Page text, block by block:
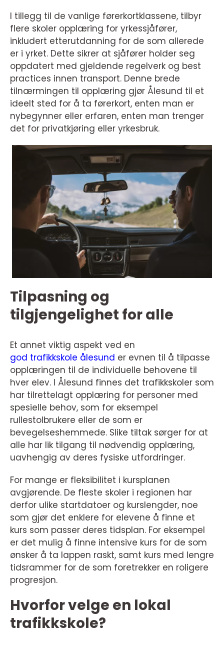
I tillegg til de vanlige førerkortklassene, tilbyr
flere skoler opplæring for yrkessjåfører,
inkludert etterutdanning for de som allerede
er i yrket. Dette sikrer at sjåfører holder seg
oppdatert med gjeldende regelverk og best
practices innen transport. Denne brede
tilnærmingen til opplæring gjør Ålesund til et
ideelt sted for å ta førerkort, enten man er
nybegynner eller erfaren, enten man trenger
det for privatkjøring eller yrkesbruk.
Tilpasning og
tilgjengelighet for alle
Et annet viktig aspekt ved en
god trafikkskole ålesund er evnen til å tilpasse
opplæringen til de individuelle behovene til
hver elev. I Ålesund finnes det trafikkskoler som
har tilrettelagt opplæring for personer med
spesielle behov, som for eksempel
rullestolbrukere eller de som er
bevegelseshemmede. Slike tiltak sørger for at
alle har lik tilgang til nødvendig opplæring,
uavhengig av deres fysiske utfordringer.
For mange er fleksibilitet i kursplanen
avgjørende. De fleste skoler i regionen har
derfor ulike startdatoer og kurslengder, noe
som gjør det enklere for elevene å finne et
kurs som passer deres tidsplan. For eksempel
er det mulig å finne intensive kurs for de som
ønsker å ta lappen raskt, samt kurs med lengre
tidsrammer for de som foretrekker en roligere
progresjon.
Hvorfor velge en lokal
trafikkskole?